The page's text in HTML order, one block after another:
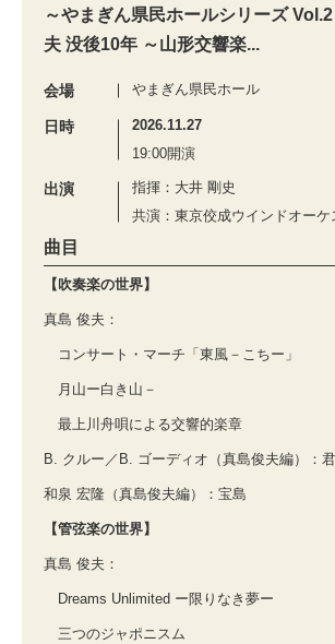
～やまぎん県民ホールシリーズ
夫 没後10年 ～山形交響楽...
会場 やまぎん県民ホール
日時
2026.11.27
19:00開演
出演
指揮：大井 剛史
共演：東京佼成ウインドオーケ
曲目
【吹奏楽の世界】
真島 俊夫：
コンサート・マーチ「東風－こちー」
月山ー白き山－
最上川舟唄による交響的楽章
B. クルー／B. ゴーディオ（真島俊夫編）：
和泉 宏隆（真島俊夫編）：宝島
【管弦楽の世界】
真島 俊夫：
Dreams Unlimited ー限りなき夢ー
三つのジャポニスム